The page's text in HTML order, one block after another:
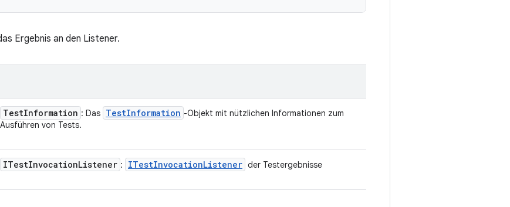
Ergebnis an den Listener.
TestInformation : Das TestInformation -Objekt mit nützlichen Informationen zum
Ausführen von Tests.
ITestInvocationListener : ITestInvocationListener der Testergebnisse